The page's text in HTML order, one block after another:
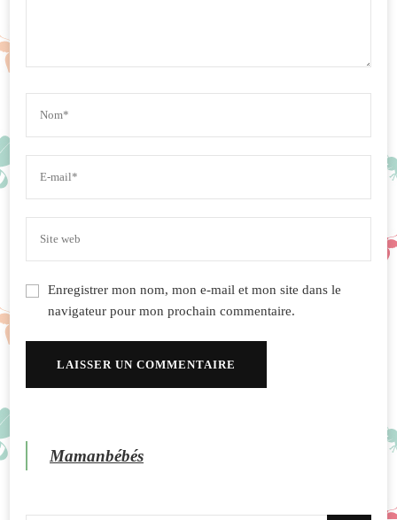
Enregistrer mon nom, mon e-mail et mon site dans le
navigateur pour mon prochain commentaire.
Mamanbébés